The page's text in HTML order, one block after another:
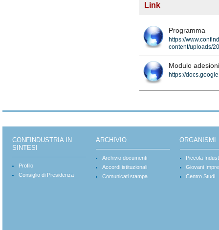
Link
Programma
https://
content/uploads/
Modulo adesioni
https://
CONFINDUSTRIA IN
SINTESI
Profilo
Consiglio di Presidenza
ARCHIVIO
Archivio documenti
Accordi istituzionali
Comunicati stampa
ORGANISMI
Piccola
Giovani
Centro Studi